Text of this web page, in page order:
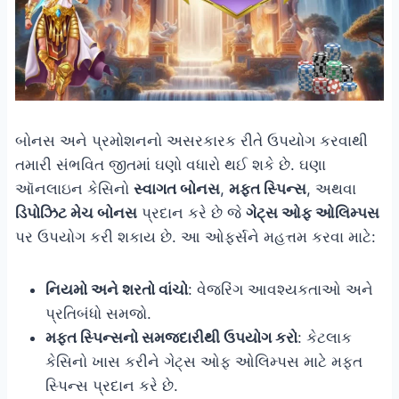
બોનસ અને પ્રમોશનનો અસરકારક રીતે ઉપયોગ કરવાથી
તમારી સંભવિત જીતમાં ઘણો વધારો થઈ શકે છે. ઘણા
ઑનલાઇન કેસિનો સ્વાગત બોનસ, મફત સ્પિન્સ, અથવા
ડિપોઝિટ મેચ બોનસપ્રદાન કરે છે જે ગેટ્સ ઓફ ઓલિમ્પસ
પર ઉપયોગ કરી શકાય છે. આ ઓફર્સને મહત્તમ કરવા માટે:
નિયમો અને શરતો વાંચો: વેજરિંગ આવશ્યકતાઓ અને
પ્રતિબંધો સમજો.
મફત સ્પિન્સનો સમજદારીથી ઉપયોગ કરો: કેટલાક
કેસિનો ખાસ કરીને ગેટ્સ ઓફ ઓલિમ્પસ માટે મફત
સ્પિન્સ પ્રદાન કરે છે.